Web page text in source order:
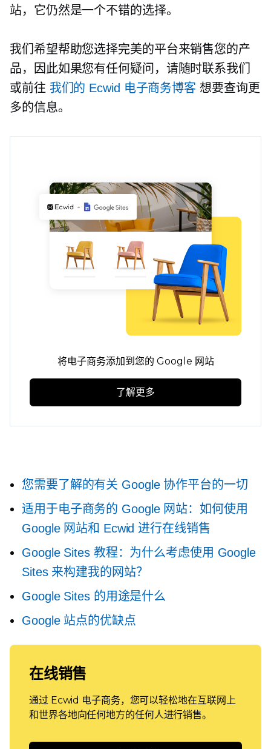
站，它仍然是一个不错的选择。
我们希望帮助您选择完美的平台来销售您的产
品，因此如果您有任何疑问，请随时联系我们
或前往 我们的 Ecwid 电子商务博客 想要查询更
多的信息。
将电子商务添加到您的 Google 网站
了解更多
您需要了解的有关 Google 协作平台的一切
适用于电子商务的 Google 网站：如何使用
Google 网站和 Ecwid 进行在线销售
Google Sites 教程：为什么考虑使用 Google
Sites 来构建我的网站？
Google Sites 的用途是什么
Google 站点的优缺点
在线销售
通过 Ecwid 电子商务，您可以轻松地在互联网上
和世界各地向任何地方的任何人进行销售。